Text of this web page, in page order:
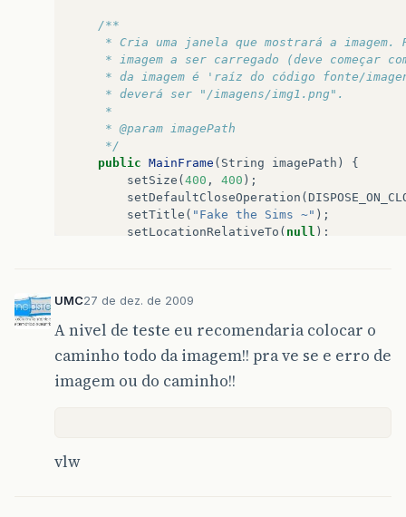
/**
* Cria uma janela que mostrará a
* imagem a ser carregado (deve começar
* da imagem é 'raíz do código fonte/
	 * deverá ser "/imagens/img1.png".
	 *
	 * @param imagePath
	 */
public MainFrame ( String imagePath )
{
setSize ( 400 , 400 );
setDefaultCloseOperation (
setTitle ( "Fake the Sims ~" );
setLocationRelativeTo ( null );
p
= new
}
catch (IOException e) {
JOptionPane.showMessageDialog( this
JOptionPane
UMC27 de dez. de 2009
A nivel de teste eu recomendaria colocar o
caminho todo da imagem!! pra ve se e erro de
imagem ou do caminho!!
vlw